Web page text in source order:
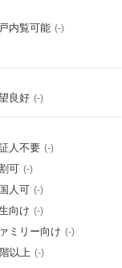
内覧可能 (-)
良好 (-)
人不要 (-)
可 (-)
人可 (-)
向け (-)
ミリー向け (-)
以上 (-)